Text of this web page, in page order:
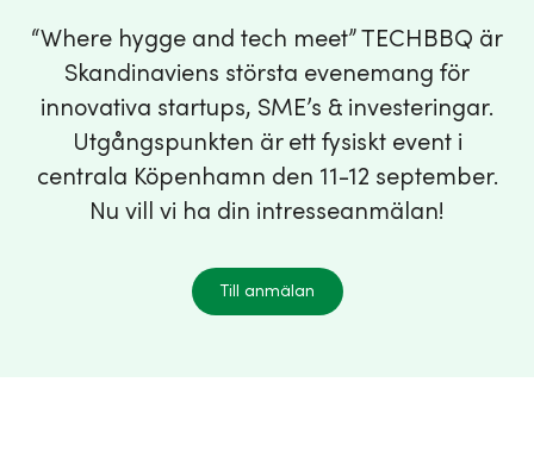
“Where hygge and tech meet” TECHBBQ är
Skandinaviens största evenemang för
innovativa startups, SME’s & investeringar.
Utgångspunkten är ett fysiskt event i
centrala Köpenhamn den 11-12 september.
Nu vill vi ha din intresseanmälan!
Till anmälan